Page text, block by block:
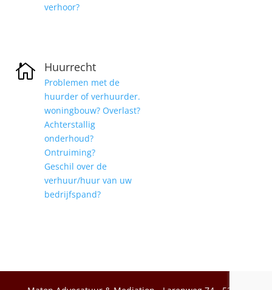
verhoor?
 Huurrecht
Problemen met de
huurder of verhuurder.
woningbouw? Overlast?
Achterstallig
onderhoud?
Ontruiming?
Geschil over de
verhuur/huur van uw
bedrijfspand?